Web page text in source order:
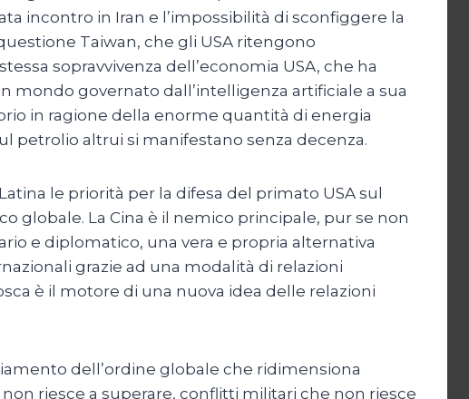
incontro in Iran e l’impossibilità di sconfiggere la
Taiwan, che gli USA ritengono
sopravvivenza dell’economia USA, che ha
governato dall’intelligenza artificiale a sua
in ragione della enorme quantità di energia
petrolio altrui si manifestano senza decenza.
le priorità per la difesa del primato USA sul
globale. La Cina è il nemico principale, pur se non
e diplomatico, una vera e propria alternativa
grazie ad una modalità di relazioni
è il motore di una nuova idea delle relazioni
dell’ordine globale che ridimensiona
riesce a superare, conflitti militari che non riesce